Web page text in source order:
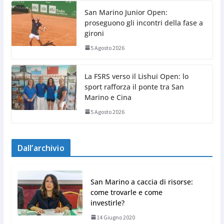
San Marino Junior Open:
proseguono gli incontri della fase a
gironi
5 Agosto 2026
La FSRS verso il Lishui Open: lo
sport rafforza il ponte tra San
Marino e Cina
5 Agosto 2026
Dall’archivio
San Marino a caccia di risorse:
come trovarle e come
investirle?
14 Giugno 2020